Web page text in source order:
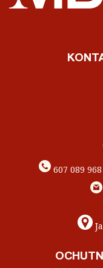
607 089